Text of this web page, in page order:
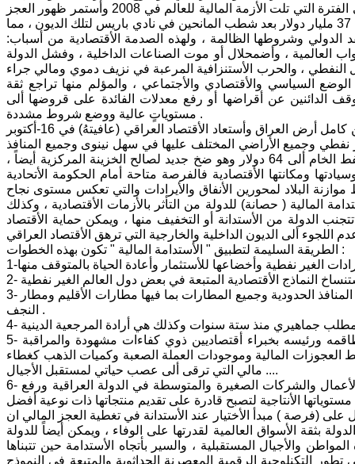
لقد تدهورت أستدامة الموارد المالية في العراق منذ سنة 2014 ومستمرة حالياً وهي الفترة التي تلت الأزمة المالية للعالم في 2008 وأستمر ظهور العجز
في الميزانية حتى وصلب ألى رقم كارثي بتجاوزه 111 مليار دولار وخُفض الرقم ألى 37 مليار دولار بعد شطب المانحين في نادي باريس لتلك الديون ، مما
الدولي وشروطها الظالمة ، ولهذه الصدمة الأقتصادية من أسباب:
العالمية ، وأضمحلال أو موت الصناعات الداخلية ، وفشل الدولة
النفطي ، والحرب الأستنزافية المرعبة في نزيف دموي ومالي جراء
السياسي والأقتصادي والأجتماعي ، والمؤلم منها تراجع ثقة
توقف الدائنين عن أقراضها أو رفع معدلات الفائدة على قروضها ألى
مستوياتٍ عالية ووضع شروط مشددة .
في نهاية هذا العام 2017 وأنتصارات جيشنا الباسل على الفلول الأرهابية وطردها من كامل أرض العراق وأستعاد الأقتصاد العراقي (عافيتهُ) في 16-أكتوبر
مدينة كركوك المختلف عليها بما فيها خط التصدير وأكثر من 18 بئر نفطي وجميع الأراضي المختلف عليها في سهل نينوى وجميع المنافذ
الحدودية ورفدت مواردها المالية لخزينة الدولة ، وجاء أرتفاع سعر البرميل من النفط الخام ألى 64 دولار وهو ضخ جديد لصالح الخزينة المركزية أيضاً ،
ومكانتها الأقتصادية فالفرصة متاحة أمام الحكومة الأتحادية
البلاد لمحورين الأنفاق والأيرادات والتي تعكس مستوى نجاح
المالية ( حصانة) للدولة من التأثر بالأزمات الأقتصادية ، وكذلك
الدولة من الأستدانة أو التخفيف منها ، ويمكن حماية الأقتصاد
الطريقة السليمة لتطبيق " الأستدامة المالية " تكون بهذه الخطوات :
3- تعزيز سياسات كفاءة الأنفاق العام ، وتفعيل برامج الأصلاح الضريبي والسيطرة على المنافذ الحدودية وجميع المطارات بما فيها مطارات الأقليم ومطار
النجف .
5- ولتحقيق الأستدامة المالية يجب أعادة النظر في البنك المركزي العراقي بتجديد طاقمه ورئيسه بخبراء أقتصاديين ذوي كفاءات مشهودة والمراقبة
العجوزات المالية وموجودات العملة الصعبة وكميات الذهب كغطاء
مالي التي ترقى ألى عصب حياتي لمستقبل الأجيال ....
6- وتتاح فرص واسعة في تأطير الأقتصاد العراقي بمصطلح الأستدامة في دعم رواد الأعمال والشركات الصغيرة والمتوسطة في الدولة العراقية ورفع
(فرصة ) مبدأ الأختيار عند الأستدانة في تغطية العجز المالي ان
بثقة الأسواق العالمية لقدرتها على الوفاء ، ويمكن أيضاً للدولة
والأجيال المستقبلية ، والسير بأتجاه الأستدامة حين تتبناها
تطور التكنلوجية الرقمية المعصرنة الحداثوية والمتبعة في النموذج